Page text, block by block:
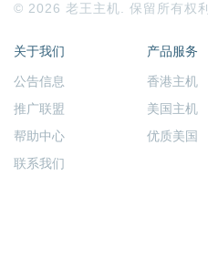
© 2026 老王主机. 保留所有权利
关于我们
公告信息
推广联盟
帮助中心
联系我们
产品服务
香港主机
美国主机
优质美国